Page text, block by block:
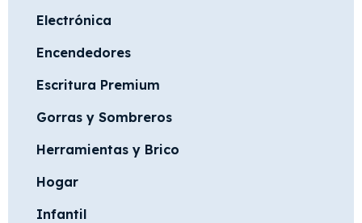
Electrónica
Encendedores
Escritura Premium
Gorras y Sombreros
Herramientas y Brico
Hogar
Infantil